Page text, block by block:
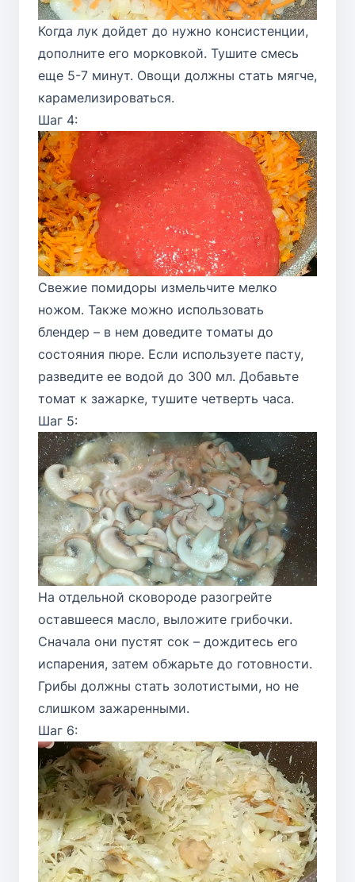
Когда лук дойдет до нужно консистенции,
дополните его морковкой. Тушите смесь
еще 5-7 минут. Овощи должны стать мягче,
карамелизироваться.
Шаг 4:
Свежие помидоры измельчите мелко
ножом. Также можно использовать
блендер – в нем доведите томаты до
состояния пюре. Если используете пасту,
разведите ее водой до 300 мл. Добавьте
томат к зажарке, тушите четверть часа.
Шаг 5:
На отдельной сковороде разогрейте
оставшееся масло, выложите грибочки.
Сначала они пустят сок – дождитесь его
испарения, затем обжарьте до готовности.
Грибы должны стать золотистыми, но не
слишком зажаренными.
Шаг 6: